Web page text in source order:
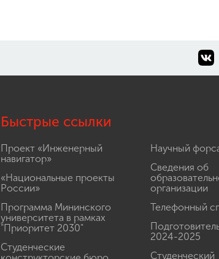
Быстрые ссылки
Проект «Инженерный
навигатор»
«Национальные проекты
России»
Программа Мининского
университета в рамках
"Приоритет 2030"
Студенческие
Научный
Сведения об
организации
Телефонный
2024-2025
Студенческий